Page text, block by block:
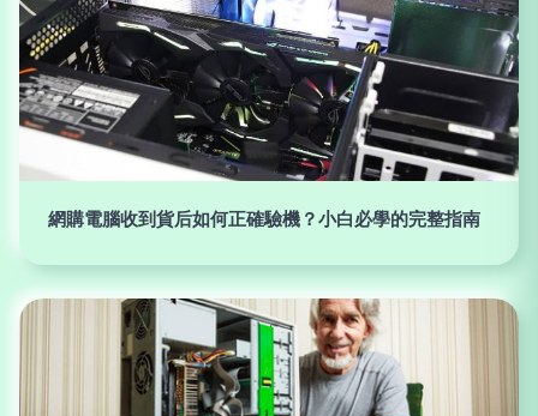
網購電腦收到貨后如何正確驗機？小白必學的完整指南